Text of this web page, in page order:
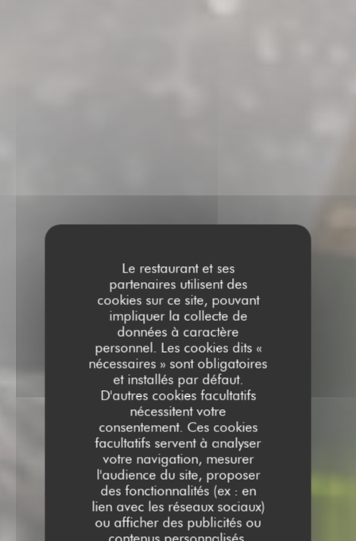
Le restaurant et ses
partenaires utilisent des
cookies sur ce site, pouvant
impliquer la collecte de
données à caractère
personnel. Les cookies dits «
nécessaires » sont obligatoires
et installés par défaut.
D'autres cookies facultatifs
nécessitent votre
consentement. Ces cookies
facultatifs servent à analyser
votre navigation, mesurer
l'audience du site, proposer
des fonctionnalités (ex : en
lien avec les réseaux sociaux)
ou afficher des publicités ou